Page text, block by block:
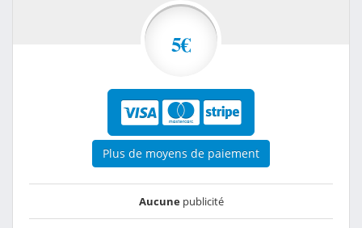
5€
Plus de moyens de paiement
Aucunepublicité